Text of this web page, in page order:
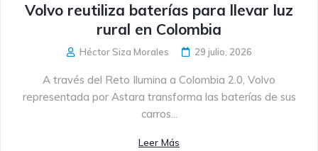
Volvo reutiliza baterías para llevar luz
rural en Colombia
Héctor Siza Morales 29 julio, 2026
A través del Reto Ilumina a Colombia 2.0, Volvo
representada por Astara transforma las baterías de sus
carros...
Leer Más